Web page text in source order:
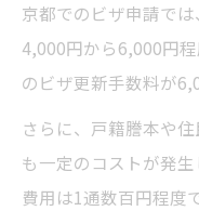
京都でのビザ申請で
4,000円から6,000円
のビザ更新手数料が
さらに、戸籍謄本や
も一定のコストが発
費用は1通数百円程度